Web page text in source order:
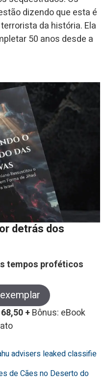
dizendo que esta é
da história. Ela
50 anos desde a
detrás dos
tempos proféticos
68,50 +Bônus: eBook
advisers leaked classifie
de Cães no Deserto do